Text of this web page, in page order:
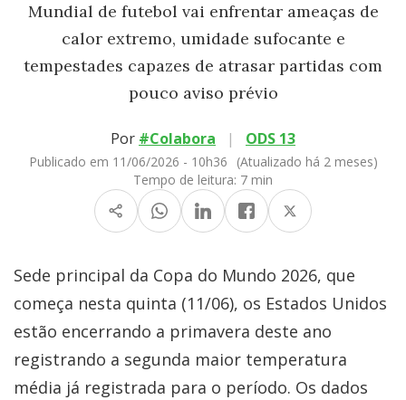
Mundial de futebol vai enfrentar ameaças de
calor extremo, umidade sufocante e
tempestades capazes de atrasar partidas com
pouco aviso prévio
Por #Colabora | ODS 13
Publicado em 11/06/2026 - 10h36
(Atualizado há 2 meses)
Tempo de leitura: 7 min
Sede principal da Copa do Mundo 2026, que
começa nesta quinta (11/06), os Estados Unidos
estão encerrando a primavera deste ano
registrando a segunda maior temperatura
média já registrada para o período. Os dados